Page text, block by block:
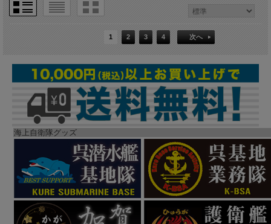
1 2 3 4 次へ
海上自衛隊グッズ